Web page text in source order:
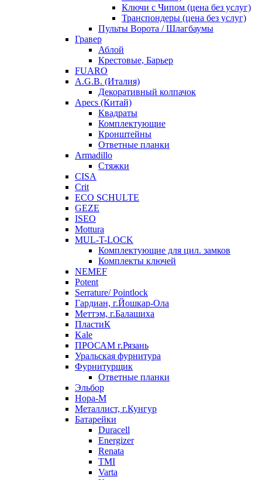
Ключи с Чипом (цена без услуг)
Транспондеры (цена без услуг)
Пульты Ворота / Шлагбаумы
Гравер
Аблой
Крестовые, Барьер
FUARO
A.G.B. (Италия)
Декоративный колпачок
Apecs (Китай)
Квадраты
Комплектующие
Кронштейны
Ответные планки
Armadillo
Стяжки
CISA
Crit
ECO SCHULTE
GEZE
ISEO
Mottura
MUL-T-LOCK
Комплектующие для цил. замков
Комплекты ключей
NEMEF
Potent
Serrature/ Pointlock
Гардиан, г.Йошкар-Ола
Меттэм, г.Балашиха
ПластиК
Kale
ПРОСАМ г.Рязань
Уральская фурнитура
Фурнитурщик
Ответные планки
Эльбор
Нора-М
Металлист, г.Кунгур
Батарейки
Duracell
Energizer
Renata
TMI
Varta